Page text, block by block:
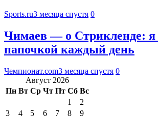
Sports.ru3 месяца спустя 0
Чимаев — о Стрикленде: я
папочкой каждый день
Чемпионат.com3 месяца спустя 0
Август 2026
Пн Вт Ср Чт Пт Сб Вс
1
2
3
4 5 6 7 8
9